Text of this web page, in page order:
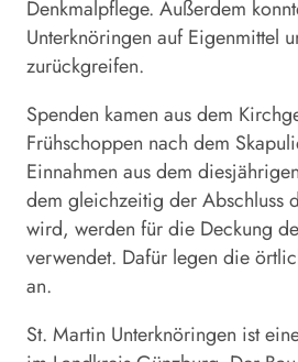
Denkmalpflege. Außerdem
Unterknöringen auf Eigenmittel
zurückgreifen.
Spenden kamen aus dem
Frühschoppen nach dem
Einnahmen aus dem
dem gleichzeitig der Abschluss
wird, werden für die Deckung
verwendet. Dafür legen die
an.
St. Martin Unterknöringen ist